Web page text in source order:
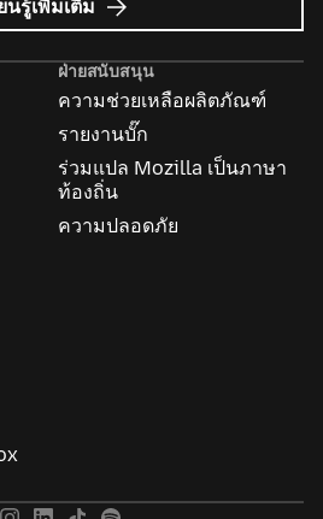
นรู้เพิ่มเติม เกี่ยว
กับ
Ads
ฝ่ายสนับสนุน
ความช่วยเหลือผลิตภัณฑ์
รายงานบั๊ก
ร่วมแปล Mozilla เป็นภาษา
ท้องถิ่น
ความปลอดภัย